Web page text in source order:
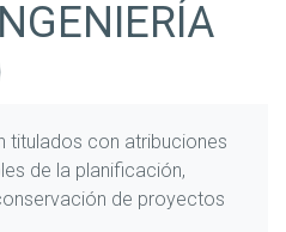
titulados con atribuciones
de la planificación,
de proyectos